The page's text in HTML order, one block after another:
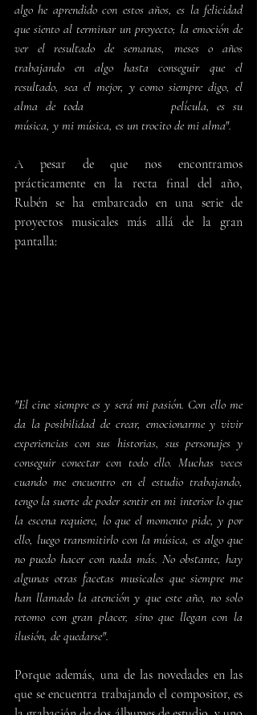
algo he aprendido con estos años, es la felicidad
que siento al terminar un proyecto; la emoción de
ver el resultado de semanas, meses o años
trabajando en algo hasta conseguir que el
resultado, sea el mejor, y como siempre digo, el
alma de toda
película, es su
música, y mi música, es un trocito de mi alma".
A pesar de que nos encontramos
prácticamente en la recta final del año,
Rubén se ha embarcado en una serie de
proyectos musicales más allá de la gran
pantalla:
"El cine siempre es y será mi pasión. Con ello me
da la posibilidad de crear, emocionarme y vivir
experiencias con sus historias, sus personajes y
conseguir conectar con todo ello. Muchas veces
cuando me encuentro en el estudio trabajando,
tengo la suerte de poder sentir en mi interior lo que
la escena requiere, lo que el momento pide, y por
ello, luego transmitirlo con la música, es algo que
no puedo hacer con nada más. No obstante, hay
algunas otras facetas musicales que siempre me
han llamado la atención y que este año, no solo
retomo con gran placer, sino que llegan con la
ilusión, de quedarse".
Porque además, una de las novedades en las
que se encuentra trabajando el compositor, es